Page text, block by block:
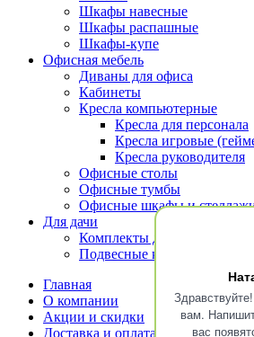
вам.
вас
Шкафы навесные
Шкафы распашные
Шкафы-купе
Офисная мебель
Диваны для офиса
Кабинеты
Кресла компьютерные
Кресла для персонала
Кресла игровые
Кресла руководителя
Офисные столы
Офисные тумбы
Офисные шкафы и
Для дачи
Комплекты для террасы
Подвесные кресла
Главная
О компании
Акции и скидки
Доставка и оплата